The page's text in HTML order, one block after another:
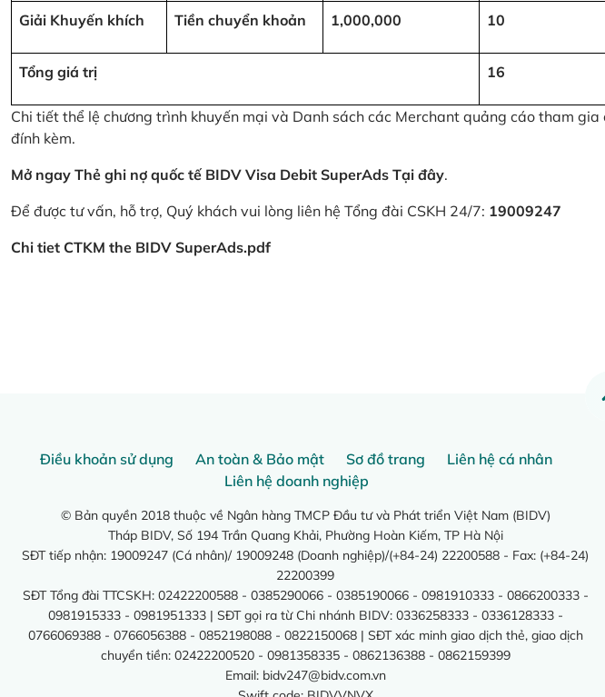
Giải Khuyến khích Tiền chuyển khoản 1,000,000 10
Tổng giá trị 16
Chi tiết thể lệ chương trình khuyến mại và Danh sách các Merchant quảng cáo tham gia
đính kèm.
Mở ngay Thẻ ghi nợ quốc tế BIDV Visa Debit SuperAds Tại đây.
Để được tư vấn, hỗ trợ, Quý khách vui lòng liên hệ Tổng đài CSKH 24/7: 19009247
Chi tiet CTKM the BIDV SuperAds.pdf
Điều khoản sử dụng An toàn & Bảo mật Sơ đồ trang
Liên hệ cá nhân
Liên hệ doanh nghiệp
© Bản quyền 2018 thuộc về Ngân hàng TMCP Đầu tư và Phát triển Việt Nam (BIDV)
Tháp BIDV, Số 194 Trần Quang Khải, Phường Hoàn Kiếm, TP Hà Nội
SĐT tiếp nhận: 19009247 (Cá nhân)/ 19009248 (Doanh nghiệp)/(+84-24) 22200588 - Fax: (+84-24)
22200399
SĐT Tổng đài TTCSKH: 02422200588 - 0385290066 - 0385190066 - 0981910333 - 0866200333 -
0981915333 - 0981951333 | SĐT gọi ra từ Chi nhánh BIDV: 0336258333 - 0336128333 -
0766069388 - 0766056388 - 0852198088 - 0822150068 | SĐT xác minh giao dịch thẻ, giao dịch
chuyển tiền: 02422200520 - 0981358335 - 0862136388 - 0862159399
Email: bidv247@bidv.com.vn